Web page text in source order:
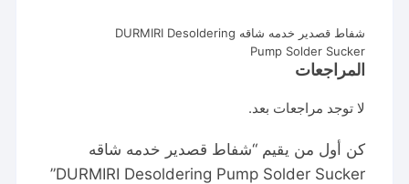
شفاط قصدير خدمه شاقه DURMIRI Desoldering
Pump Solder Sucker
المراجعات
لا توجد مراجعات بعد.
كن أول من يقيم “شفاط قصدير خدمه شاقه
DURMIRI Desoldering Pump Solder Sucker”